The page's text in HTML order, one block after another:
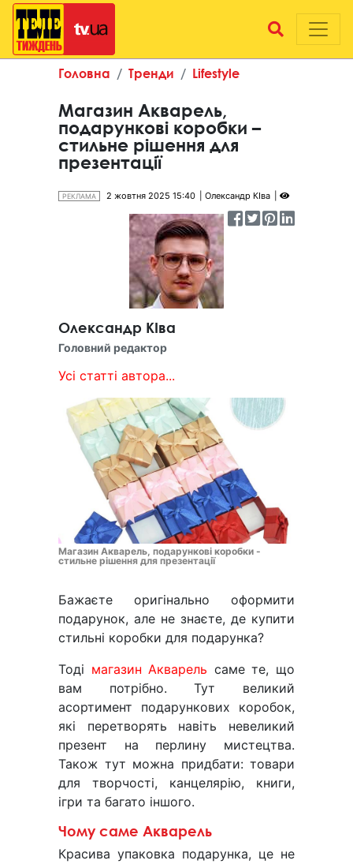
Головна Тренди Lifestyle
Магазин Акварель,
подарункові коробки –
стильне рішення для
презентації
РЕКЛАМА 2 жовтня 2025 15:40 Олександр КІва
Олександр КІва
Головний редактор
Усі статті автора...
Магазин Акварель, подарункові коробки -
стильне рішення для презентації
Бажаєте оригінально оформити
подарунок, але не знаєте, де купити
стильні коробки для подарунка?
Тоді магазин Акварель саме те, що
вам потрібно. Тут великий
асортимент подарункових коробок,
які перетворять навіть невеликий
презент на перлину мистецтва.
Також тут можна придбати: товари
для творчості, канцелярію, книги,
ігри та багато іншого.
Чому саме Акварель
Красива упаковка подарунка, це не